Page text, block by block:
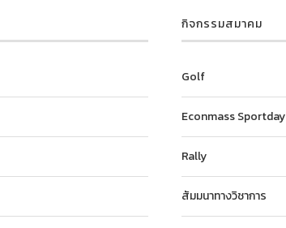
กิจกรรมสมาคม
Golf
Econmass Sportday
Rally
สัมมนาทางวิชาการ